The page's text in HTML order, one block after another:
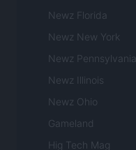
Newz Florida
Newz New York
Newz Pennsylvania
Newz Illinois
Newz Ohio
Gameland
Hig Tech Mag